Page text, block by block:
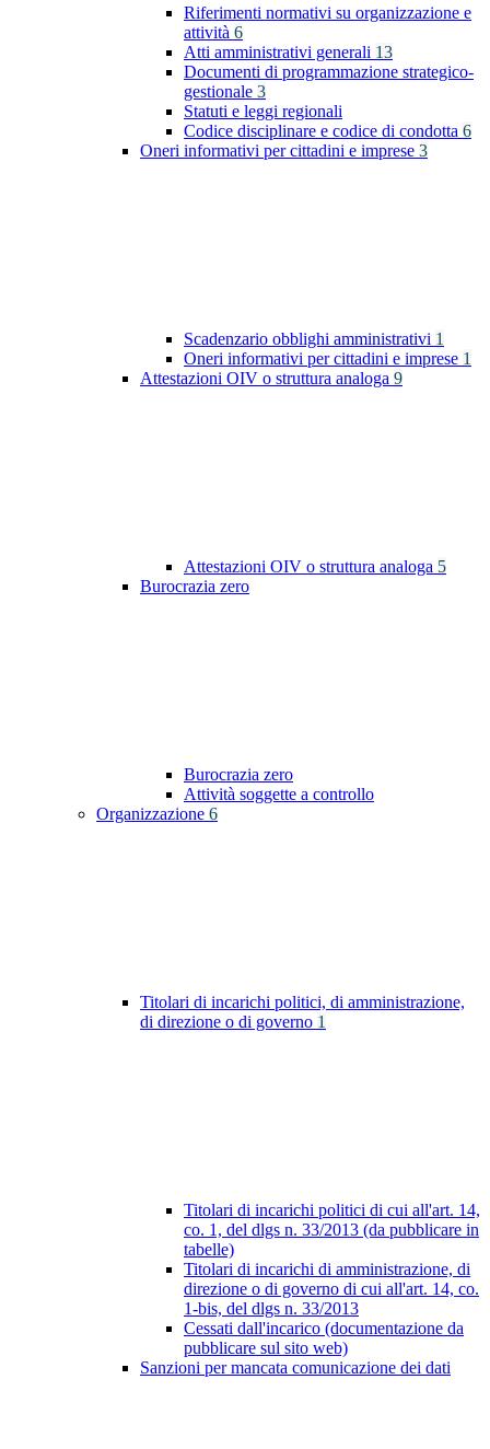
Riferimenti normativi su organizzazione e
attività 6
Atti amministrativi generali 13
Documenti di programmazione strategico-
gestionale 3
Statuti e leggi regionali
Codice disciplinare e codice di condotta 6
Oneri informativi per cittadini e imprese 3
Scadenzario obblighi amministrativi 1
Oneri informativi per cittadini e imprese 1
Attestazioni OIV o struttura analoga 9
Attestazioni OIV o struttura analoga 5
Burocrazia zero
Burocrazia zero
Attività soggette a controllo
Organizzazione 6
Titolari di incarichi politici, di amministrazione,
di direzione o di governo 1
Titolari di incarichi politici di cui all'art. 14,
co. 1, del dlgs n. 33/2013 (da pubblicare in
tabelle)
Titolari di incarichi di amministrazione, di
direzione o di governo di cui all'art. 14, co.
1-bis, del dlgs n. 33/2013
Cessati dall'incarico (documentazione da
pubblicare sul sito web)
Sanzioni per mancata comunicazione dei dati